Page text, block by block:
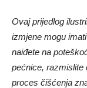
Ovaj prijedlog
izmjene mogu
naiđete na
pećnice, razmislite
proces čišćenja